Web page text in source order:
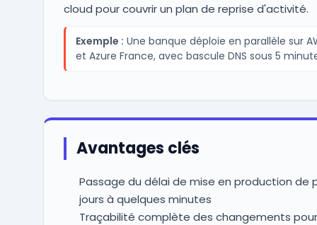
cloud pour couvrir un plan de reprise d'activité.
Exemple : Une banque déploie en parallèle sur
et Azure France, avec bascule DNS sous 5
Avantages clés
Passage du délai de mise en production de
jours à quelques minutes
Traçabilité complète des changements